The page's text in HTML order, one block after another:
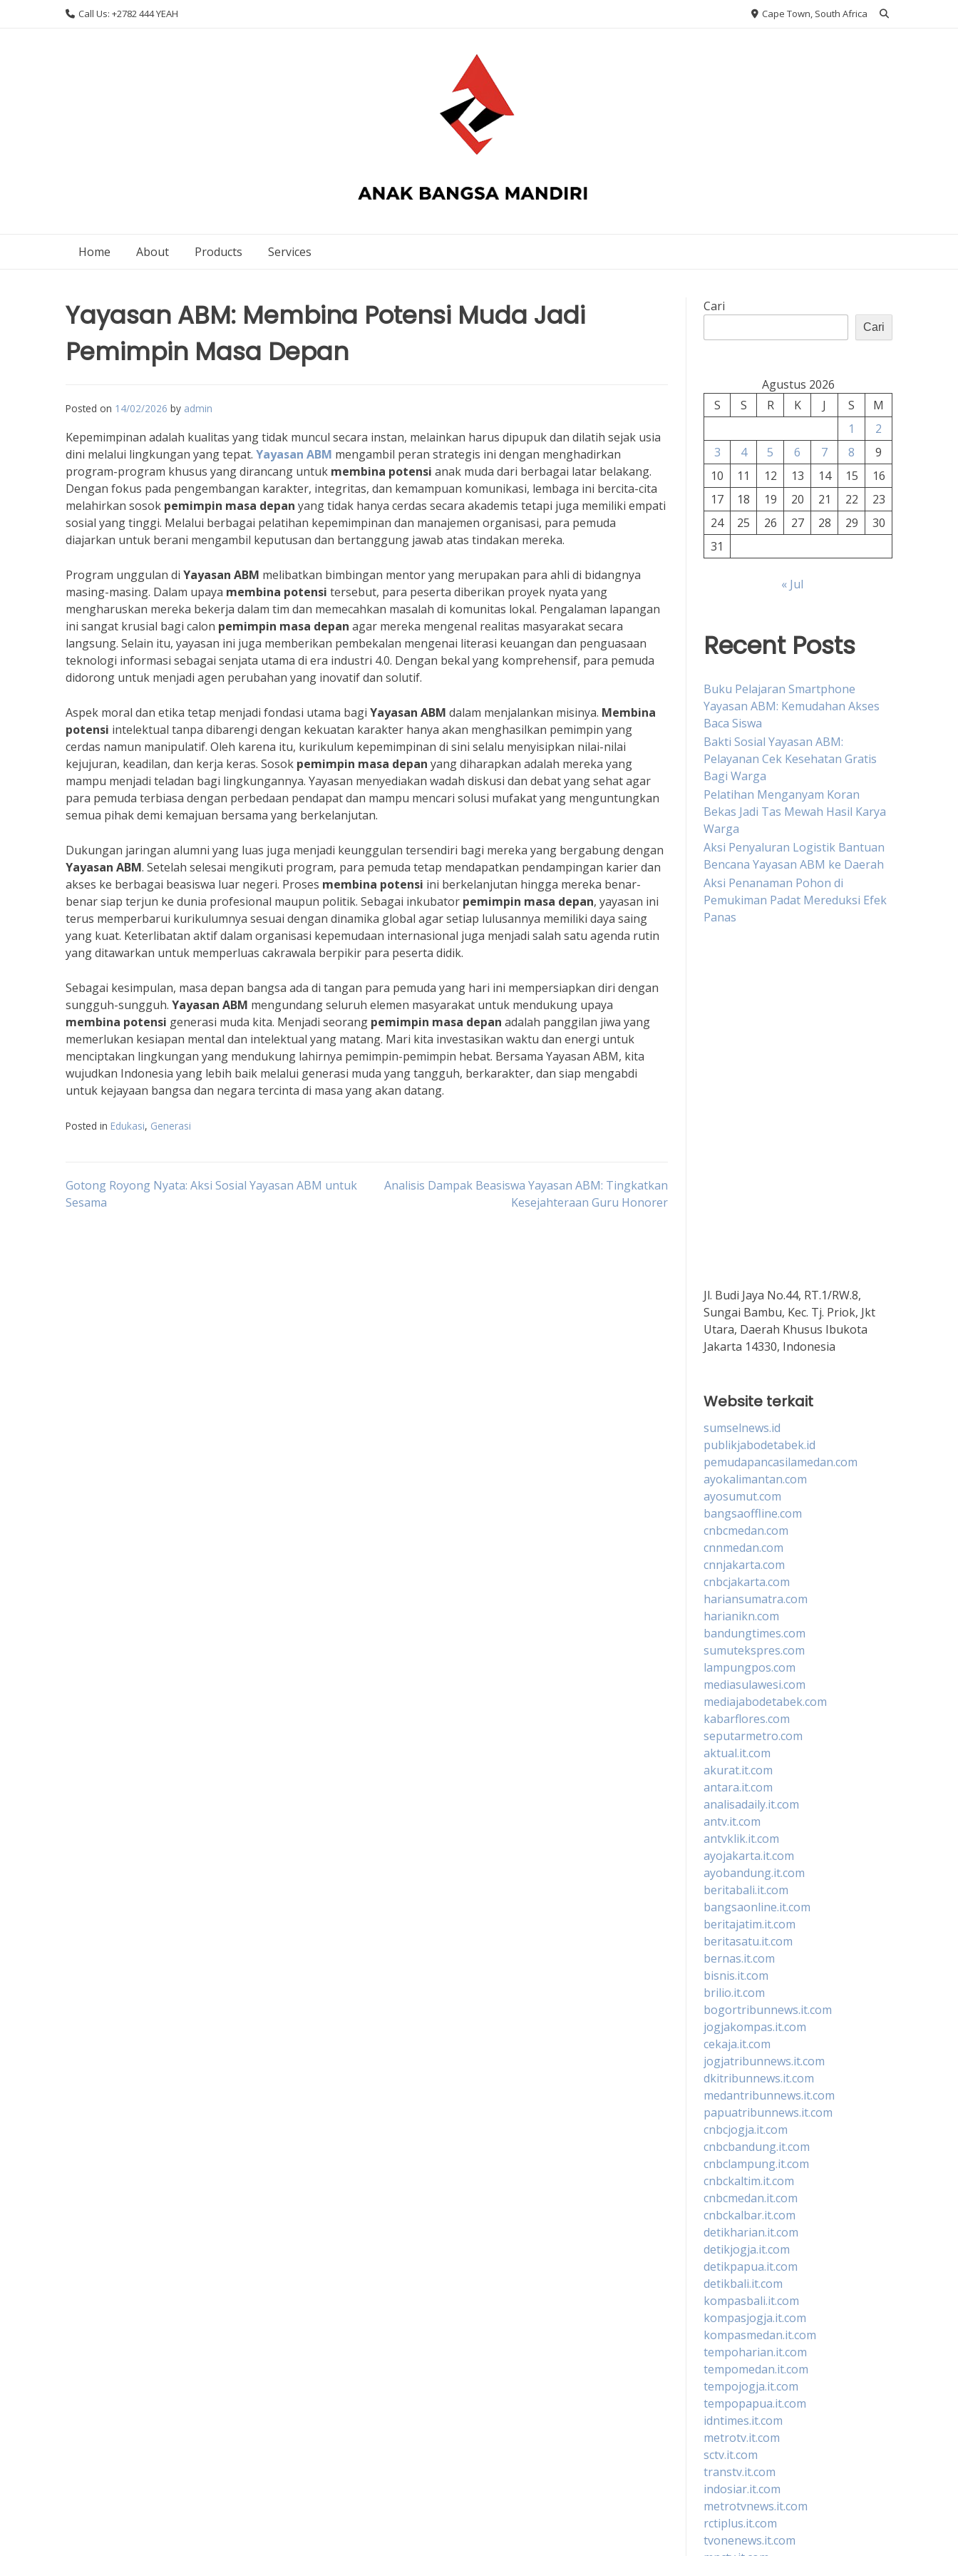
Call Us: +2782 444 YEAH Cape Town, South Africa
Home About Products Services
Yayasan ABM: Membina Potensi Muda Jadi
Pemimpin Masa Depan
Posted on 14/02/2026 by admin
Kepemimpinan adalah kualitas yang tidak muncul secara instan, melainkan harus dipupuk dan dilatih sejak usia
dini melalui lingkungan yang tepat. Yayasan ABM mengambil peran strategis ini dengan menghadirkan
program-program khusus yang dirancang untuk membina potensi anak muda dari berbagai latar belakang.
Dengan fokus pada pengembangan karakter, integritas, dan kemampuan komunikasi, lembaga ini bercita-cita
melahirkan sosok pemimpin masa depan yang tidak hanya cerdas secara akademis tetapi juga memiliki empati
sosial yang tinggi. Melalui berbagai pelatihan kepemimpinan dan manajemen organisasi, para pemuda
diajarkan untuk berani mengambil keputusan dan bertanggung jawab atas tindakan mereka.
Program unggulan di Yayasan ABM melibatkan bimbingan mentor yang merupakan para ahli di bidangnya
masing-masing. Dalam upaya membina potensi tersebut, para peserta diberikan proyek nyata yang
mengharuskan mereka bekerja dalam tim dan memecahkan masalah di komunitas lokal. Pengalaman lapangan
ini sangat krusial bagi calon pemimpin masa depan agar mereka mengenal realitas masyarakat secara
langsung. Selain itu, yayasan ini juga memberikan pembekalan mengenai literasi keuangan dan penguasaan
teknologi informasi sebagai senjata utama di era industri 4.0. Dengan bekal yang komprehensif, para pemuda
didorong untuk menjadi agen perubahan yang inovatif dan solutif.
Aspek moral dan etika tetap menjadi fondasi utama bagi Yayasan ABM dalam menjalankan misinya. Membina
potensi intelektual tanpa dibarengi dengan kekuatan karakter hanya akan menghasilkan pemimpin yang
cerdas namun manipulatif. Oleh karena itu, kurikulum kepemimpinan di sini selalu menyisipkan nilai-nilai
kejujuran, keadilan, dan kerja keras. Sosok pemimpin masa depan yang diharapkan adalah mereka yang
mampu menjadi teladan bagi lingkungannya. Yayasan menyediakan wadah diskusi dan debat yang sehat agar
para pemuda terbiasa dengan perbedaan pendapat dan mampu mencari solusi mufakat yang menguntungkan
semua pihak demi kemajuan bersama yang berkelanjutan.
Dukungan jaringan alumni yang luas juga menjadi keunggulan tersendiri bagi mereka yang bergabung dengan
Yayasan ABM. Setelah selesai mengikuti program, para pemuda tetap mendapatkan pendampingan karier dan
akses ke berbagai beasiswa luar negeri. Proses membina potensi ini berkelanjutan hingga mereka benar-
benar siap terjun ke dunia profesional maupun politik. Sebagai inkubator pemimpin masa depan, yayasan ini
terus memperbarui kurikulumnya sesuai dengan dinamika global agar setiap lulusannya memiliki daya saing
yang kuat. Keterlibatan aktif dalam organisasi kepemudaan internasional juga menjadi salah satu agenda rutin
yang ditawarkan untuk memperluas cakrawala berpikir para peserta didik.
Sebagai kesimpulan, masa depan bangsa ada di tangan para pemuda yang hari ini mempersiapkan diri dengan
sungguh-sungguh. Yayasan ABM mengundang seluruh elemen masyarakat untuk mendukung upaya
membina potensi generasi muda kita. Menjadi seorang pemimpin masa depan adalah panggilan jiwa yang
memerlukan kesiapan mental dan intelektual yang matang. Mari kita investasikan waktu dan energi untuk
menciptakan lingkungan yang mendukung lahirnya pemimpin-pemimpin hebat. Bersama Yayasan ABM, kita
wujudkan Indonesia yang lebih baik melalui generasi muda yang tangguh, berkarakter, dan siap mengabdi
untuk kejayaan bangsa dan negara tercinta di masa yang akan datang.
Posted in Edukasi, Generasi
Navigasi
Gotong Royong Nyata: Aksi Sosial Yayasan ABM untuk
Sesama
Analisis Dampak Beasiswa Yayasan ABM: Tingkatkan
Kesejahteraan Guru Honorer
Cari
Cari
Agustus 2026
S
S R K J S
M
1
2
3
4 5 6 7 8
9
10
11 12 13 14 15
16
17
18 19 20 21 22
23
24
25 26 27 28 29
30
31
« Jul
Recent Posts
Buku Pelajaran Smartphone
Yayasan ABM: Kemudahan Akses
Baca Siswa
Bakti Sosial Yayasan ABM:
Pelayanan Cek Kesehatan Gratis
Bagi Warga
Pelatihan Menganyam Koran
Bekas Jadi Tas Mewah Hasil Karya
Warga
Aksi Penyaluran Logistik Bantuan
Bencana Yayasan ABM ke Daerah
Aksi Penanaman Pohon di
Pemukiman Padat Mereduksi Efek
Panas
Jl. Budi Jaya No.44, RT.1/RW.8,
Sungai Bambu, Kec. Tj. Priok, Jkt
Utara, Daerah Khusus Ibukota
Jakarta 14330, Indonesia
Website terkait
sumselnews.id
publikjabodetabek.id
pemudapancasilamedan.com
ayokalimantan.com
ayosumut.com
bangsaoffline.com
cnbcmedan.com
cnnmedan.com
cnnjakarta.com
cnbcjakarta.com
hariansumatra.com
harianikn.com
bandungtimes.com
sumutekspres.com
lampungpos.com
mediasulawesi.com
mediajabodetabek.com
kabarflores.com
seputarmetro.com
aktual.it.com
akurat.it.com
antara.it.com
analisadaily.it.com
antv.it.com
antvklik.it.com
ayojakarta.it.com
ayobandung.it.com
beritabali.it.com
bangsaonline.it.com
beritajatim.it.com
beritasatu.it.com
bernas.it.com
bisnis.it.com
brilio.it.com
bogortribunnews.it.com
jogjakompas.it.com
cekaja.it.com
jogjatribunnews.it.com
dkitribunnews.it.com
medantribunnews.it.com
papuatribunnews.it.com
cnbcjogja.it.com
cnbcbandung.it.com
cnbclampung.it.com
cnbckaltim.it.com
cnbcmedan.it.com
cnbckalbar.it.com
detikharian.it.com
detikjogja.it.com
detikpapua.it.com
detikbali.it.com
kompasbali.it.com
kompasjogja.it.com
kompasmedan.it.com
tempoharian.it.com
tempomedan.it.com
tempojogja.it.com
tempopapua.it.com
idntimes.it.com
metrotv.it.com
sctv.it.com
transtv.it.com
indosiar.it.com
metrotvnews.it.com
rctiplus.it.com
tvonenews.it.com